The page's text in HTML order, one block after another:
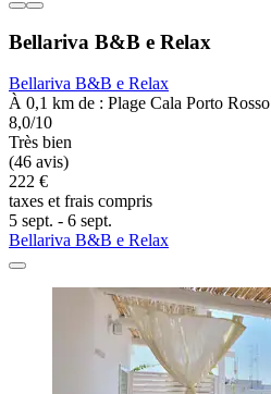
Bellariva B&B e Relax
Bellariva B&B e Relax
À 0,1 km de : Plage Cala Porto Rosso
8,0/10
Très bien
(46 avis)
222 €
taxes et frais compris
5 sept. - 6 sept.
Bellariva B&B e Relax